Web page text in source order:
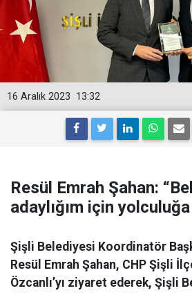
13:32
16 Aralık 2023
Resül Emrah Şahan:
adaylığım için
Şişli Belediyesi Koordinatör
Resül Emrah Şahan, CHP Şişli
Özcanlı’yı ziyaret ederek, Şişli